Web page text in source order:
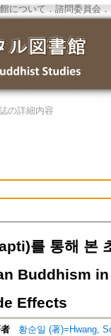
について ． 諮問委員会 ．
の詳細内容
를 통해 본
Buddhism
Effects
황순일 (著)=Hwang,